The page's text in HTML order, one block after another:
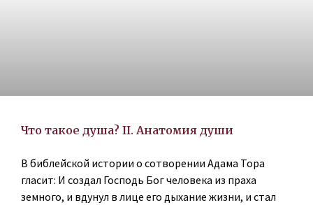
Что такое душа? II. Анатомия души
В библейской истории о сотворении Адама Тора
гласит: И создал Господь Бог человека из праха
земного, и вдунул в лице его дыхание жизни, и стал